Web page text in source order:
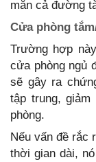
mắn cả đường
Cửa phòng
Trường hợp
cửa phòng ngủ
sẽ gây ra
tập trung,
phòng.
Nếu vấn đề rắc
thời gian dài,